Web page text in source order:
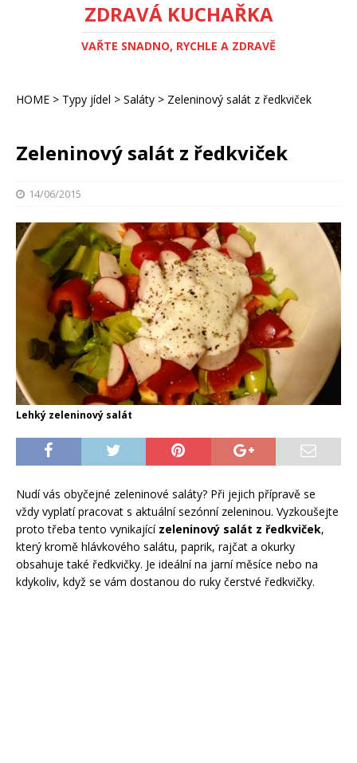
ZDRAVÁ KUCHAŘKA
VAŘTE SNADNO, RYCHLE A ZDRAVĚ
HOME > Typy jídel > Saláty > Zeleninový salát z ředkviček
Zeleninový salát z ředkviček
14/06/2015
Lehký zeleninový salát
Nudí vás obyčejné zeleninové saláty? Při jejich přípravě se
vždy vyplatí pracovat s aktuální sezónní zeleninou. Vyzkoušejte
proto třeba tento vynikající zeleninový salát z ředkviček,
který kromě hlávkového salátu, paprik, rajčat a okurky
obsahuje také ředkvičky. Je ideální na jarní měsíce nebo na
kdykoliv, když se vám dostanou do ruky čerstvé ředkvičky.